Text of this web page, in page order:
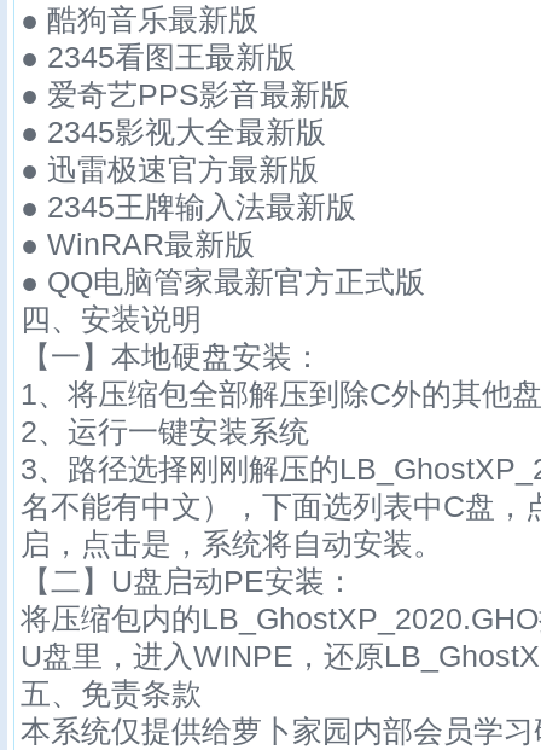
● 酷狗音乐最新版
● 2345看图王最新版
● 爱奇艺PPS影音最新版
● 2345影视大全最新版
● 迅雷极速官方最新版
● 2345王牌输入法最新版
● WinRAR最新版
● QQ电脑管家最新官方正式版
四、安装说明
【一】本地硬盘安装：
1、将压缩包全部解压到除C外的其他
2、运行一键安装系统
3、路径选择刚刚解压的
名不能有中文），下面选列表中C盘，
启，点击是，系统将自动安装。
【二】U盘启动PE安装：
将压缩包内的LB_GhostXP_ 2020
U盘里，进入WINPE，还原
五、免责条款
本系统仅提供给萝卜家园内部会员学